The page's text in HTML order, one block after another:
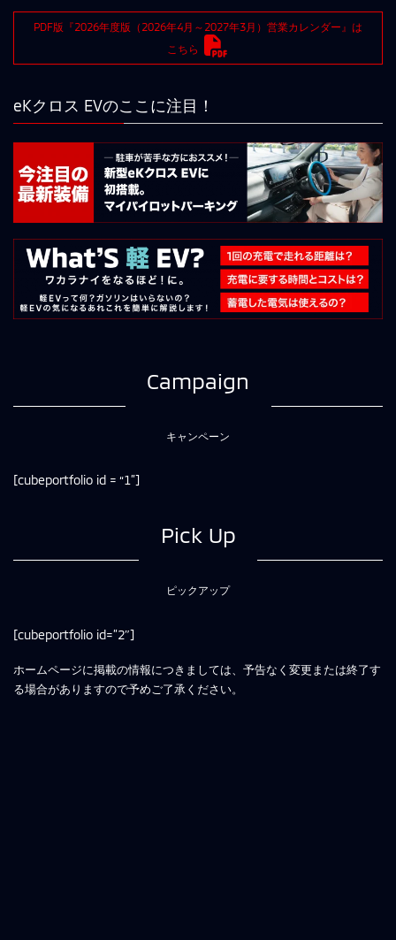
PDF版『2026年度版（2026年4月～2027年3月）営業カレンダー』は
こちら
eKクロス EVのここに注目！
Campaign
キャンペーン
[cubeportfolio id = “1”]
Pick Up
ピックアップ
[cubeportfolio id=”2″]
ホームページに掲載の情報につきましては、予告なく変更または終了す
る場合がありますので予めご了承ください。